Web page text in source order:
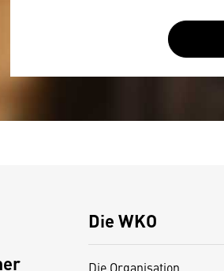
Die WKO
Die Organisation